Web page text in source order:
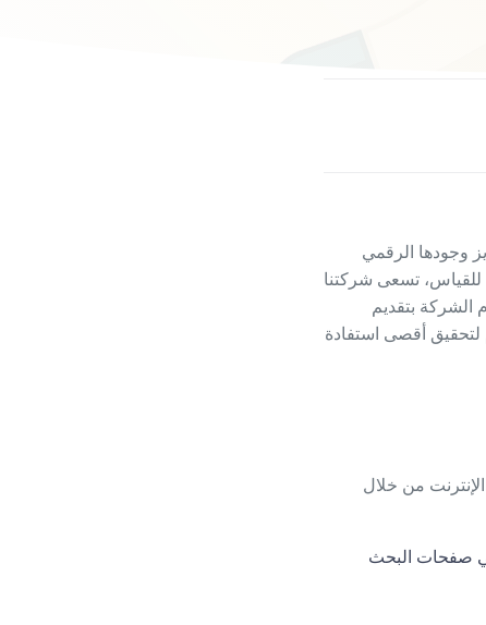
وجودها الرقمي
تسعى شركتنا
الشركة بتقديم
أقصى استفادة
من خلال
صفحات البحث